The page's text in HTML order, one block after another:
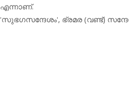
എന്നാണ്.
'സുഭഗസന്ദേശം', ഭ്രമര (വണ്ട്)